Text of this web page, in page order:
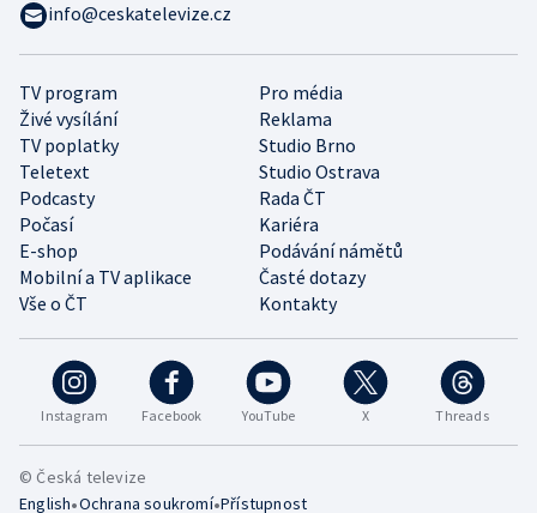
Instagram Facebook YouTube X Threads
TV program
Pro média
Živé vysílání
Reklama
TV poplatky
Studio Brno
Teletext
Studio Ostrava
Podcasty
Rada ČT
Počasí
Kariéra
E-shop
Podávání námětů
Mobilní a TV aplikace
Časté dotazy
Vše o ČT
Kontakty
info@ceskatelevize.cz
© Česká televize
English•Ochrana soukromí•Přístupnost